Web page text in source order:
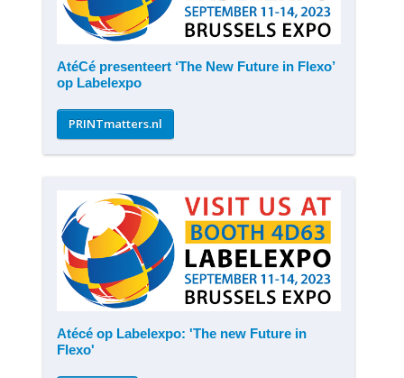
AtéCé presenteert ‘The New Future in Flexo’
op Labelexpo
PRINTmatters.nl
Atécé op Labelexpo: 'The new Future in
Flexo'